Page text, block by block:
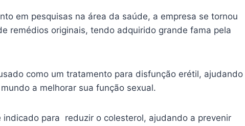
em pesquisas na área da saúde, a empresa se tornou
remédios originais, tendo adquirido grande fama pela
como um tratamento para disfunção erétil, ajudando
a melhorar sua função sexual.
para reduzir o colesterol, ajudando a prevenir